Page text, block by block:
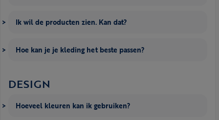
Ik wil de producten zien. Kan dat?
Hoe kan je je kleding het beste passen?
DESIGN
Hoeveel kleuren kan ik gebruiken?